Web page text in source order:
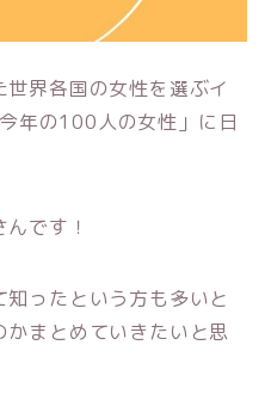
界各国の女性を選ぶイ
年の100人の女性」に日
です！
ったという方も多いと
まとめていきたいと思